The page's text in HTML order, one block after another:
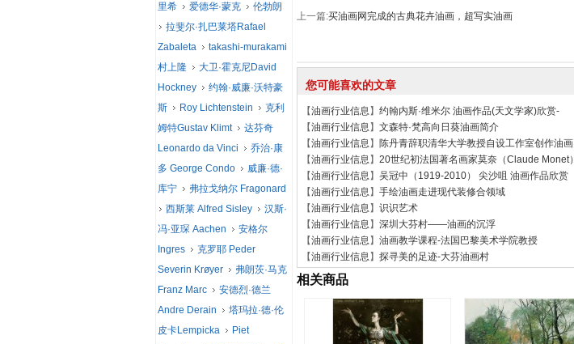
上一篇:买油画网完成的古典花卉油画，超写实油画
您可能喜欢的文章
【油画行业信息 】 约翰内斯·维米尔 油画作品(天文学家)欣赏-
【油画行业信息 】 文森特·梵高向日葵油画简介
【油画行业信息 】 陈丹青辞职清华大学教授自设工作室创作油画
【油画行业信息 】 20世纪初法国著名画家莫奈（Claude Monet）
【油画行业信息 】 吴冠中（1919-2010） 尖沙咀 油画作品欣赏
【油画行业信息 】 手绘油画走进现代装修合领域
【油画行业信息 】 识识艺术
【油画行业信息 】 深圳大芬村——油画的沉浮
【油画行业信息 】 油画教学课程-法国巴黎美术学院教授
【油画行业信息 】 探寻美的足迹-大芬油画村
相关商品
里希
爱德华·蒙克
伦勃朗
拉斐尔·扎巴莱塔Rafael
Zabaleta
takashi-murakami
村上隆
大卫·霍克尼David
Hockney
约翰·威廉·沃特豪
斯
Roy Lichtenstein
克利
姆特Gustav Klimt
达芬奇
Leonardo da Vinci
乔治·康
多 George Condo
威廉·德·
库宁
弗拉戈纳尔 Fragonard
西斯莱 Alfred Sisley
汉斯·
冯·亚琛 Aachen
安格尔
Ingres
克罗耶 Peder
Severin Krøyer
弗朗茨·马克
Franz Marc
安德烈·德兰
Andre Derain
塔玛拉·德·伦
皮卡Lempicka
Piet